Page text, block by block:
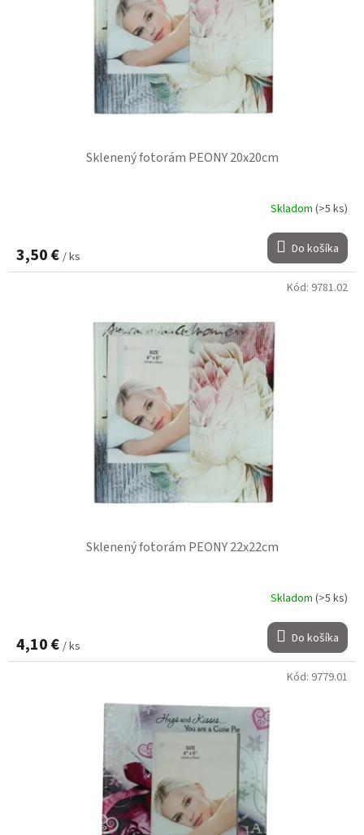
Sklenený fotorám PEONY 20x20cm
Skladom (>5 ks)
3,50 € / ks Do košíka
Sklenený fotorám PEONY 22x22cm
Skladom (>5 ks)
4,10 € / ks Do košíka
Kód: 9781.02
Kód: 9779.01